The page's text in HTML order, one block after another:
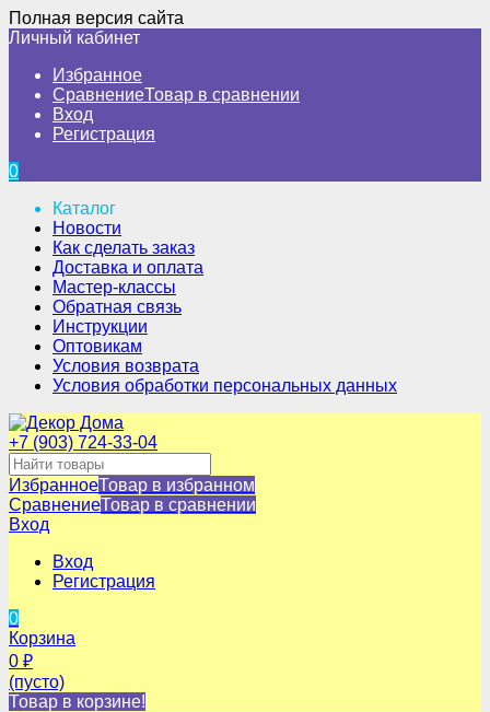
Полная версия сайта
Личный кабинет
Избранное
СравнениеТовар в сравнении
Вход
Регистрация
0
Каталог
Новости
Как сделать заказ
Доставка и оплата
Мастер-классы
Обратная связь
Инструкции
Оптовикам
Условия возврата
Условия обработки персональных данных
+7 (903) 724-33-04
ИзбранноеТовар в избранном
СравнениеТовар в сравнении
Вход
Вход
Регистрация
0
Корзина
0 ₽
(пусто)
Товар в корзине!